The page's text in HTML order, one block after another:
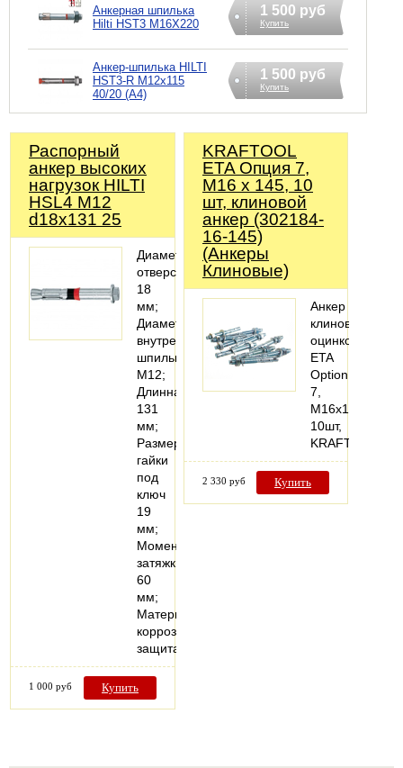
Анкерная шпилька
Hilti HST3 M16X220
1 500 руб
Купить
Анкер-шпилька HILTI
HST3-R M12x115
40/20 (A4)
1 500 руб
Купить
Распорный
анкер высоких
нагрузок HILTI
HSL4 M12
d18x131 25
Диаметр
отверстия
18
мм;
Диаметр
внутренней
шпильки
М12;
Длинна
131
мм;
Размер
гайки
под
ключ
19
мм;
Момент
затяжки
60
мм;
Материал,
коррозионная
защита…
1 000 руб Купить
KRAFTOOL
ETA Опция 7,
М16 х 145, 10
шт, клиновой
анкер (302184-
16-145)
(Анкеры
Клиновые)
Анкер
клиновой,
оцинкованный,
ETA
Option
7,
М16x145,
10шт,
KRAFTOOL
2 330 руб Купить